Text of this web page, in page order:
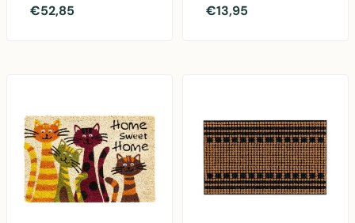
100 cm met antislip
€52,85
cm - natuurlijke
€13,95